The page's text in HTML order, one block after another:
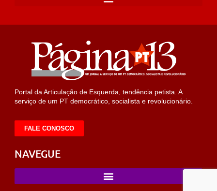
Portal da Articulação de Esquerda, tendência petista. A
serviço de um PT democrático, socialista e revolucionário.
FALE CONOSCO
NAVEGUE